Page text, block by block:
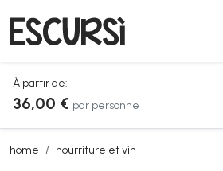
À partir de:
36,00 € par personne
home nourriture et vin
castelsardo: visite d'un vignoble avec